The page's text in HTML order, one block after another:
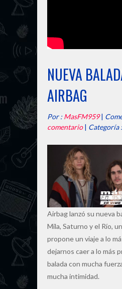
NUEVA
AIRBAG
Por : MasFM959|
comentario| Categoría :
Airbag lanzó su nueva
Mila, Saturno y el Río,
propone un viaje a lo
dejarnos caer a lo más
balada con mucha
mucha intimidad.